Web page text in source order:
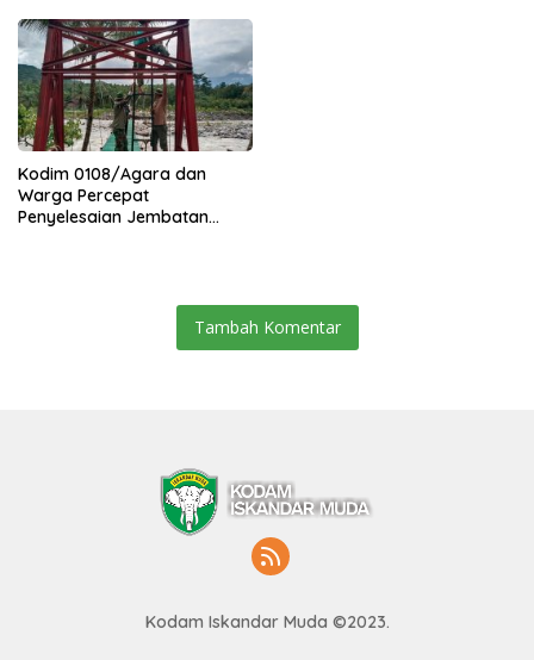
Kodim 0108/Agara dan
Warga Percepat
Penyelesaian Jembatan
Tambah Komentar
Kodam Iskandar Muda ©2023.